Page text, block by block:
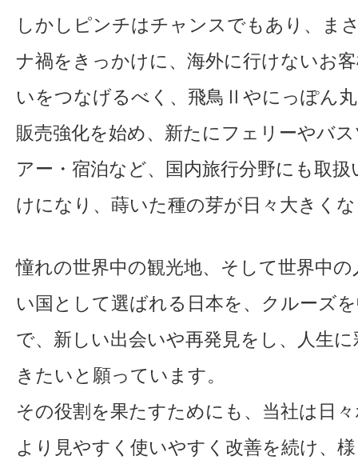
しかしピンチはチャンスでもあり、ま
ナ禍をきっかけに、海外に行けないお
いをつなげるべく、飛鳥Ⅱやにっぽん
販売強化を始め、新たにフェリーやバ
アー・宿泊など、国内旅行分野にも取
けになり、蒔いた種の芽が日々大きく
憧れの世界中の観光地、そして世界中
い国として選ばれる日本を、クルーズ
で、新しい出会いや再発見をし、人生
きたいと願っています。
その役割を果たすためにも、当社は日
より見やすく使いやすく改善を続け、